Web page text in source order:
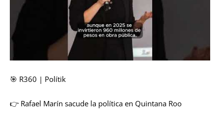
🎯 R360 | Polítik
👉 Rafael Marín sacude la política en Quintana Roo